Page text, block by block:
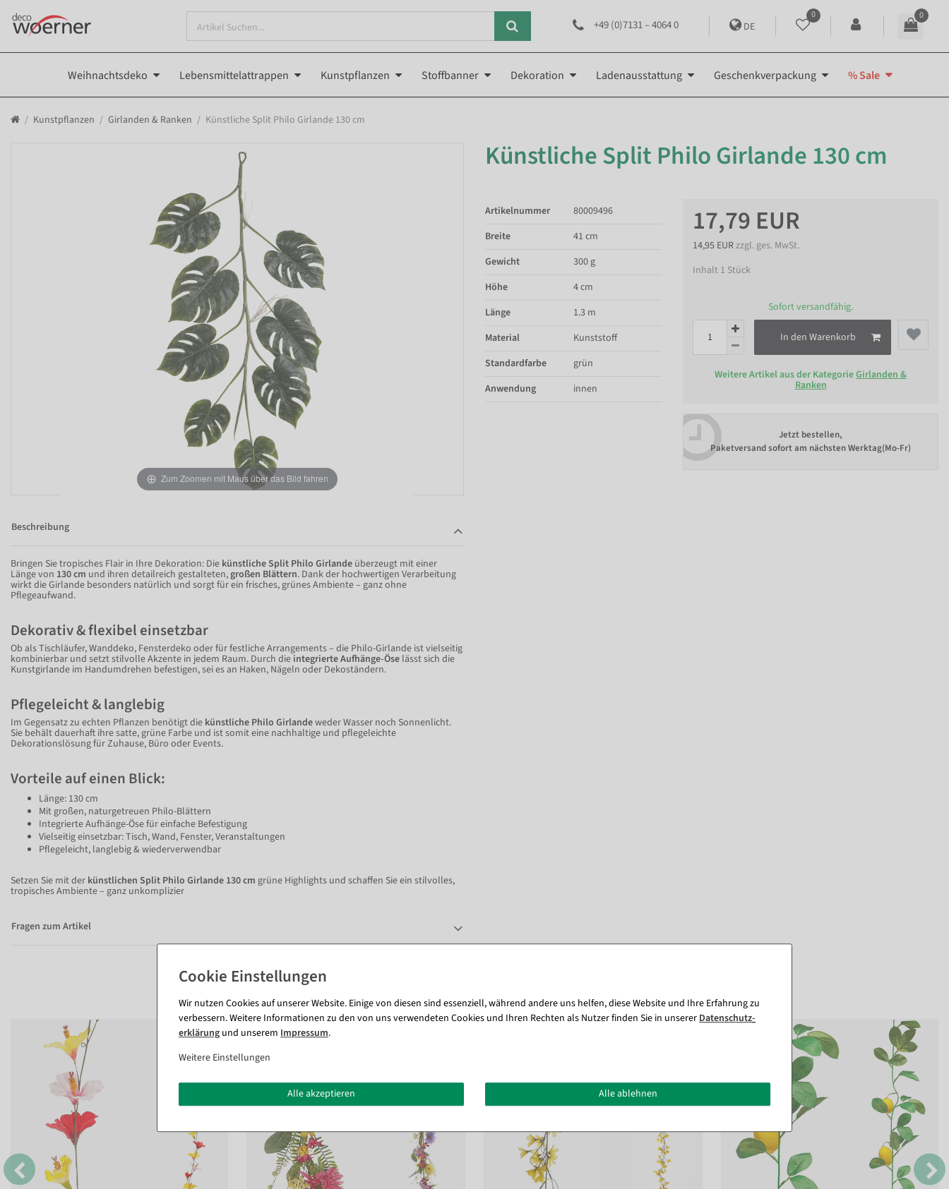
+49 (0)7131 – 4064 0 DE
0 0
Weihnachtsdeko Lebensmittelattrappen Kunstpflanzen Stoffbanner Dekoration Ladenausstattung Geschenkverpackung % Sale
Kunstpflanzen Girlanden & Ranken Künstliche Split Philo Girlande 130 cm
Zum Zoomen mit Maus über das Bild fahren
Künstliche Split Philo Girlande 130 cm
17,79 EUR
14,95 EURzzgl. ges. MwSt.
Inhalt 1 Stück
Sofort versandfähig.
In den Warenkorb
Weitere Artikel aus der KategorieGirlanden &
Ranken
Jetzt bestellen,
Paketversand sofort am nächsten Werktag(Mo-Fr)
Artikelnummer
80009496
Breite
41 cm
Gewicht
300 g
Höhe
4 cm
Länge
1.3 m
Material
Kunststoff
Standardfarbe
grün
Anwendung
innen
Beschreibung
Bringen Sie tropisches Flair in Ihre Dekoration: Die künstliche Split Philo Girlande überzeugt mit einer
Länge von 130 cm und ihren detailreich gestalteten,großen Blättern. Dank der hochwertigen Verarbeitung
wirkt die Girlande besonders natürlich und sorgt für ein frisches, grünes Ambiente – ganz ohne
Pflegeaufwand.
Dekorativ & flexibel einsetzbar
Ob als Tischläufer, Wanddeko, Fensterdeko oder für festliche Arrangements – die Philo-Girlande ist vielseitig
kombinierbar und setzt stilvolle Akzente in jedem Raum. Durch die integrierte Aufhänge-Öse lässt sich die
Kunstgirlande im Handumdrehen befestigen, sei es an Haken, Nägeln oder Dekoständern.
Pflegeleicht & langlebig
Im Gegensatz zu echten Pflanzen benötigt die künstliche Philo Girlandeweder Wasser noch Sonnenlicht.
Sie behält dauerhaft ihre satte, grüne Farbe und ist somit eine nachhaltige und pflegeleichte
Dekorationslösung für Zuhause, Büro oder Events.
Vorteile auf einen Blick:
Länge: 130 cm
Mit großen, naturgetreuen Philo-Blättern
Integrierte Aufhänge-Öse für einfache Befestigung
Vielseitig einsetzbar: Tisch, Wand, Fenster, Veranstaltungen
Pflegeleicht, langlebig & wiederverwendbar
Setzen Sie mit der künstlichen Split Philo Girlande 130 cm grüne Highlights und schaffen Sie ein stilvolles,
tropisches Ambiente – ganz unkomplizier
Fragen zum Artikel
Passende Artikel zu diesem Produkt (8)
Wir nutzen Cookies auf unserer Website. Einige von diesen sind essenziell, während andere uns helfen, diese Website und Ihre Erfahrung zu
verbessern. Weitere Informationen zu den von uns verwendeten Cookies und Ihren Rechten als Nutzer finden Sie in unsererDaten­schutz­
erklärung und unserem Impressum.
Weitere Einstellungen
Alle akzeptieren Alle ablehnen